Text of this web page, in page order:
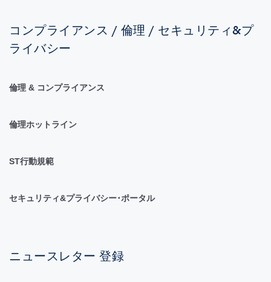
コンプライアンス / 倫理 / セキュリティ&プ
ライバシー
倫理 & コンプライアンス
倫理ホットライン
ST行動規範
セキュリティ&プライバシー･ポータル
ニュースレター 登録